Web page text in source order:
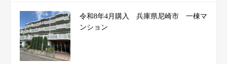
令和8年4月購入 兵庫県尼崎市 一棟マ
ンション